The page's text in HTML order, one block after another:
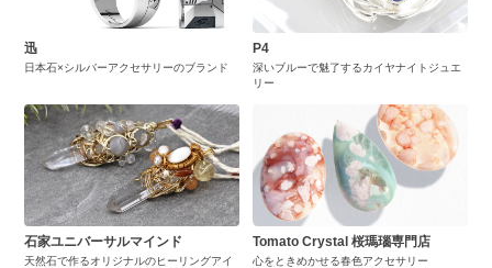
迅
日本石×シルバーアクセサリーのブランド
P4
深いブルーで魅了するカイヤナイトジュエ
リー
石家ユニバーサルマインド
天然石で作るオリジナルのヒーリングアイ
Tomato Crystal 桜瑪瑙専門店
心をときめかせる春色アクセサリー